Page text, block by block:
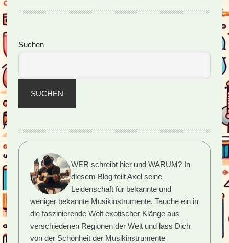
Seitenspalte
Suchen
SUCHEN
WER schreibt hier und WARUM? In
diesem Blog teilt Axel seine
Leidenschaft für bekannte und
weniger bekannte Musikinstrumente. Tauche ein in
die faszinierende Welt exotischer Klänge aus
verschiedenen Regionen der Welt und lass Dich
von der Schönheit der Musikinstrumente